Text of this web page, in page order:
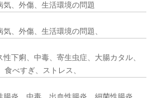
気、外傷、生活環境の問題
気、外傷、生活環境の問題、
性下痢、中毒、寄生虫症、大腸カタル、
べすぎ、ストレス、